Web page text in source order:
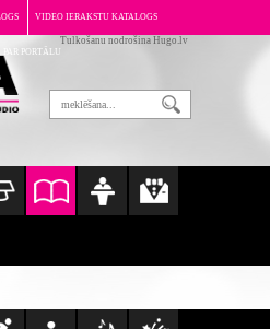
VIDEO IERAKSTU KATALOGS
PAR PORTĀLU
Tulkošanu nodrošina Hugo.lv